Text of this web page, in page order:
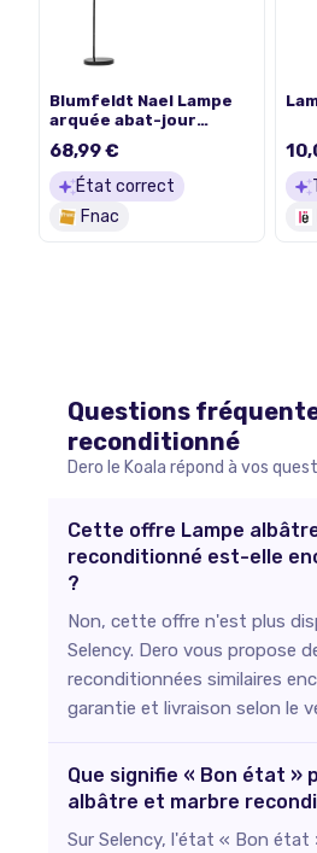
Blumfeldt Nael Lampe
arquée abat-jour
argent socle en marbre
câble secteur 2m Noir
68,99 €
État correct
Fnac
Questions
reconditionné
Dero le Koala répond à vos
Cette offre Lampe
reconditionné est-elle
?
Non, cette offre n'est plus
Selency. Dero vous propose
reconditionnées similaires
garantie et livraison selon le
Que signifie « Bon état »
albâtre et marbre
Sur Selency, l'état « Bon état